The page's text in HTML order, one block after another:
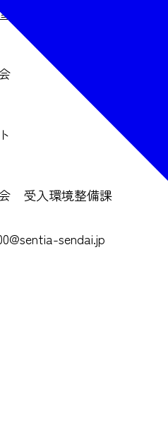
ン in 青葉山」特設サイト
会 受入環境整備課
sendai.jp